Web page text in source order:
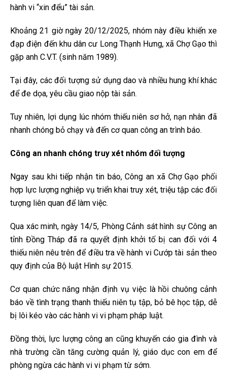
hành vi “xin đểu” tài sản.
Khoảng 21 giờ ngày 20/12/2025, nhóm này điều khiển xe
đạp điện đến khu dân cư Long Thạnh Hưng, xã Chợ Gạo thì
gặp anh C.V.T. (sinh năm 1989).
Tại đây, các đối tượng sử dụng dao và nhiều hung khí khác
để đe dọa, yêu cầu giao nộp tài sản.
Tuy nhiên, lợi dụng lúc nhóm thiếu niên sơ hở, nạn nhân đã
nhanh chóng bỏ chạy và đến cơ quan công an trình báo.
Công an nhanh chóng truy xét nhóm đối tượng
Ngay sau khi tiếp nhận tin báo, Công an xã Chợ Gạo phối
hợp lực lượng nghiệp vụ triển khai truy xét, triệu tập các đối
tượng liên quan để làm việc.
Qua xác minh, ngày 14/5, Phòng Cảnh sát hình sự Công an
tỉnh Đồng Tháp đã ra quyết định khởi tố bị can đối với 4
thiếu niên nêu trên để điều tra về hành vi Cướp tài sản theo
quy định của Bộ luật Hình sự 2015.
Cơ quan chức năng nhận định vụ việc là hồi chuông cảnh
báo về tình trạng thanh thiếu niên tụ tập, bỏ bê học tập, dễ
bị lôi kéo vào các hành vi vi phạm pháp luật.
Đồng thời, lực lượng công an cũng khuyến cáo gia đình và
nhà trường cần tăng cường quản lý, giáo dục con em để
phòng ngừa các hành vi vi phạm từ sớm.